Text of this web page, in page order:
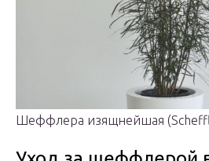
Шеффлера изящнейшая